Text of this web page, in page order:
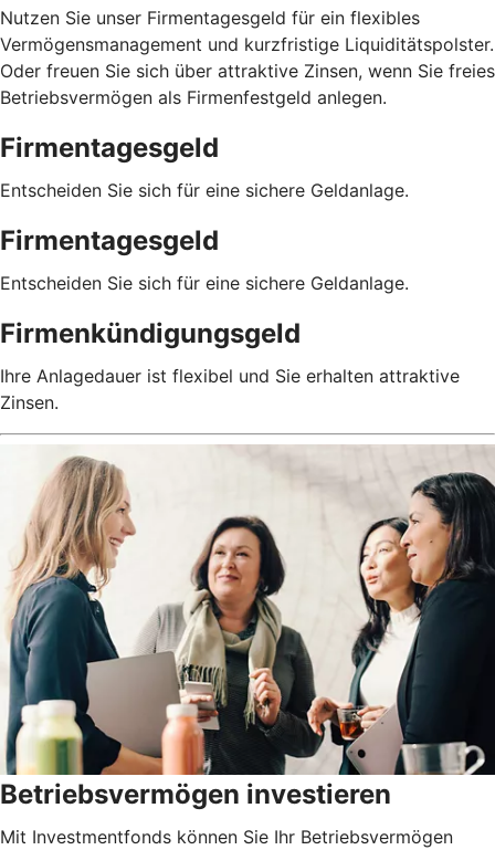
Nutzen Sie unser Firmentagesgeld für ein flexibles
Vermögensmanagement und kurzfristige Liquiditätspolster.
Oder freuen Sie sich über attraktive Zinsen, wenn Sie freies
Betriebsvermögen als Firmenfestgeld anlegen.
Firmentagesgeld
Entscheiden Sie sich für eine sichere Geldanlage.
Firmentagesgeld
Entscheiden Sie sich für eine sichere Geldanlage.
Firmenkündigungsgeld
Ihre Anlagedauer ist flexibel und Sie erhalten attraktive
Zinsen.
Betriebsvermögen investieren
Mit Investmentfonds können Sie Ihr Betriebsvermögen